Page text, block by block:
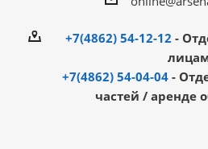
+7(4862) 54-12-12 -
+7(4862) 54-04-04 -
частей / аренде